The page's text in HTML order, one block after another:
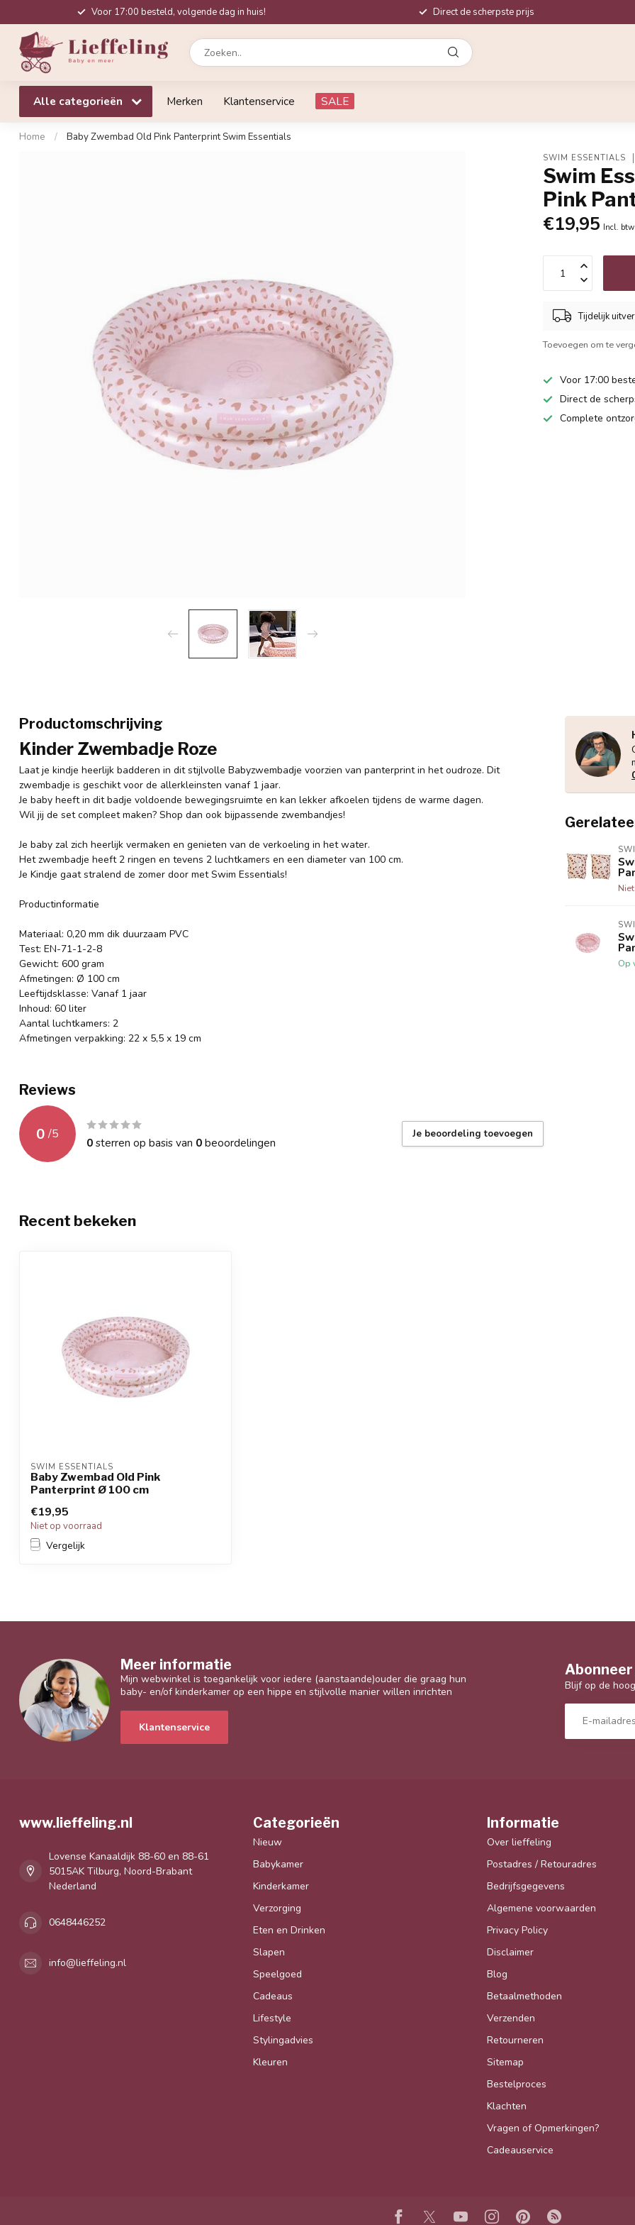
Voor 17:00 besteld, volgende dag in huis! Direct de scherpste prijs
Alle categorieën Merken Klantenservice SALE
Home / Baby Zwembad Old Pink Panterprint Swim Essentials
SWIM ESSENTIALS
Swim
Pink
€19,95 Incl. btw
Tijdelijk
Toevoegen om te
Voor 17:00
Direct de
Complete
Productomschrijving
Kinder Zwembadje Roze
Laat je kindje heerlijk badderen in dit stijlvolle Babyzwembadje voorzien van panterprint in het oudroze. Dit
zwembadje is geschikt voor de allerkleinsten vanaf 1 jaar.
Je baby heeft in dit badje voldoende bewegingsruimte en kan lekker afkoelen tijdens de warme dagen.
Wil jij de set compleet maken? Shop dan ook bijpassende zwembandjes!
Je baby zal zich heerlijk vermaken en genieten van de verkoeling in het water.
Het zwembadje heeft 2 ringen en tevens 2 luchtkamers en een diameter van 100 cm.
Je Kindje gaat stralend de zomer door met Swim Essentials!
Productinformatie
Materiaal: 0,20 mm dik duurzaam PVC
Test: EN-71-1-2-8
Gewicht: 600 gram
Afmetingen: Ø 100 cm
Leeftijdsklasse: Vanaf 1 jaar
Inhoud: 60 liter
Aantal luchtkamers: 2
Afmetingen verpakking: 22 x 5,5 x 19 cm
Reviews
0 /5
0sterren op basis van 0beoordelingen
Je beoordeling toevoegen
Op
Recent bekeken
SWIM ESSENTIALS
Baby Zwembad Old Pink
Panterprint Ø 100 cm
€19,95
Niet op voorraad
Vergelijk
Meer informatie
Mijn webwinkel is toegankelijk voor iedere (aanstaande)ouder die graag hun
baby- en/of kinderkamer op een hippe en stijlvolle manier willen inrichten
Klantenservice
Blijf op de
www.lieffeling.nl
Lovense Kanaaldijk 88-60 en 88-61
5015AK Tilburg, Noord-Brabant
Nederland
0648446252
info@lieffeling.nl
Categorieën
Nieuw
Babykamer
Kinderkamer
Verzorging
Eten en Drinken
Slapen
Speelgoed
Cadeaus
Lifestyle
Stylingadvies
Kleuren
Informatie
Over lieffeling
Postadres / Retouradres
Bedrijfsgegevens
Algemene voorwaarden
Privacy Policy
Disclaimer
Blog
Betaalmethoden
Verzenden
Retourneren
Sitemap
Bestelproces
Klachten
Vragen of Opmerkingen?
Cadeauservice